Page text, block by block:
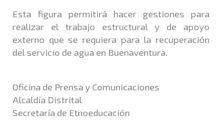
Esta figura permitirá hacer gestiones para
realizar el trabajo estructural y de apoyo
externo que se requiera para la recuperación
del servicio de agua en Buenaventura.
Oficina de Prensa y Comunicaciones
Alcaldía Distrital
Secretaría de Etnoeducación